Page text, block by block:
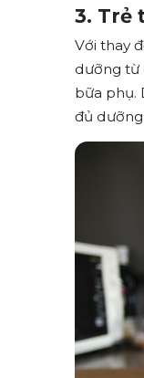
3. Trẻ
Với thay
dưỡng từ
bữa phụ.
đủ